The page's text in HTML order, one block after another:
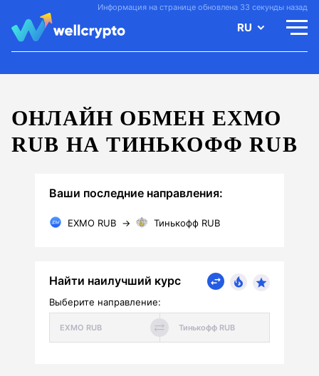
Информация на странице обновлена 33 секунды назад
RU
ОНЛАЙН ОБМЕН EXMO
RUB НА ТИНЬКОФФ RUB
Ваши последние направления:
EXMO RUB → Тинькофф RUB
Найти наилучший курс
Выберите направление: